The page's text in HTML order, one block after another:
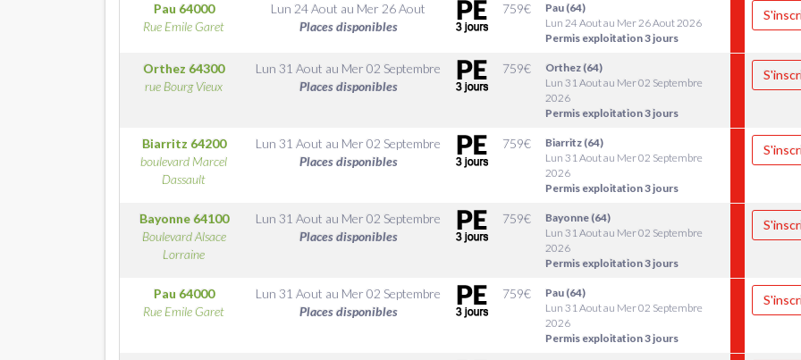
Pau 64000
Rue Emile Garet
Lun 24 Aout au Mer 26 Aout
Places disponibles
759€
Pau (64)
Lun 24 Aout au Mer 26 Aout 2026
Permis exploitation 3 jours
Orthez 64300
rue Bourg Vieux
Lun 31 Aout au Mer 02 Septembre
Places disponibles
759€
Orthez (64)
Lun 31 Aout au Mer 02 Septembre
2026
Permis exploitation 3 jours
Biarritz 64200
boulevard Marcel
Dassault
Lun 31 Aout au Mer 02 Septembre
Places disponibles
759€
Biarritz (64)
Lun 31 Aout au Mer 02 Septembre
2026
Permis exploitation 3 jours
Bayonne 64100
Boulevard Alsace
Lorraine
Lun 31 Aout au Mer 02 Septembre
Places disponibles
759€
Bayonne (64)
Lun 31 Aout au Mer 02 Septembre
2026
Permis exploitation 3 jours
Pau 64000
Rue Emile Garet
Lun 31 Aout au Mer 02 Septembre
Places disponibles
759€
Pau (64)
Lun 31 Aout au Mer 02 Septembre
2026
Permis exploitation 3 jours